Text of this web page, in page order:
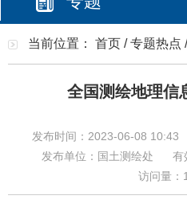
当前位置： 首页 /专题热点
全国测绘地理信
发布时间：2023-06-08 10:43
发布单位：国土测绘处
有
访问量：